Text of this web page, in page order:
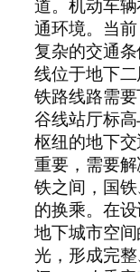
道。机动车
通环境。当
复杂的交通
线位于地下
铁路线路需
谷线站厅标
枢纽的地下
重要，需要
铁之间，国
的换乘。在
地下城市空
光，形成完